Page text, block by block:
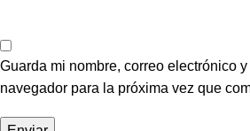
Guarda mi nombre, correo electrónico
navegador para la próxima vez que